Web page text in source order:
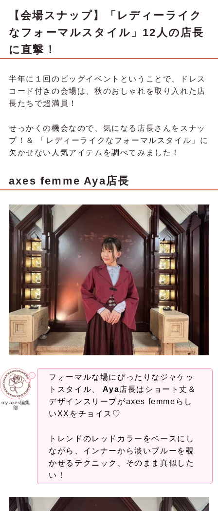
【会場スナップ】「レディーライク
なフォーマルスタイル」12人の店長
に直撃！
半年に１回のビッグイベントということで、ドレス
コード付きの会場は、秋のおしゃれを取り入れた店
長たちで超満員！
せっかくの機会なので、気になる店長さんをスナッ
プ！＆ 「レディーライクなフォーマルスタイル」に
欠かせない人気アイテムを調べてみました！
axes femme Aya店長
my axes編集
部
フォーマルな場にぴったりなジャケッ
トスタイル、Aya店長はショート丈＆
デザインスリーブがaxes femmeらし
いXXをチョイス♡
トレンドのレッドカラーをベースにし
ながら、インナーから淡いブルーを覗
かせるテクニック、そのまま真似した
い！